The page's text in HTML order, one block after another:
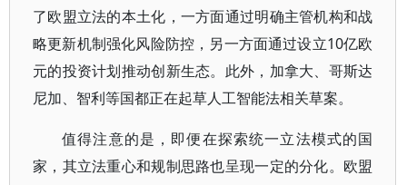
了欧盟立法的本土化，一方面通过明确主管机构和战
略更新机制强化风险防控，另一方面通过设立10亿欧
元的投资计划推动创新生态。此外，加拿大、哥斯达
尼加、智利等国都正在起草人工智能法相关草案。
值得注意的是，即便在探索统一立法模式的国
家，其立法重心和规制思路也呈现一定的分化。欧盟